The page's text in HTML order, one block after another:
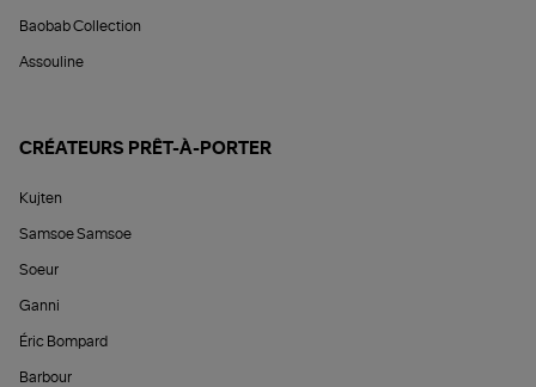
Baobab Collection
Assouline
CRÉATEURS PRÊT-À-PORTER
Kujten
Samsoe Samsoe
Soeur
Ganni
Éric Bompard
Barbour